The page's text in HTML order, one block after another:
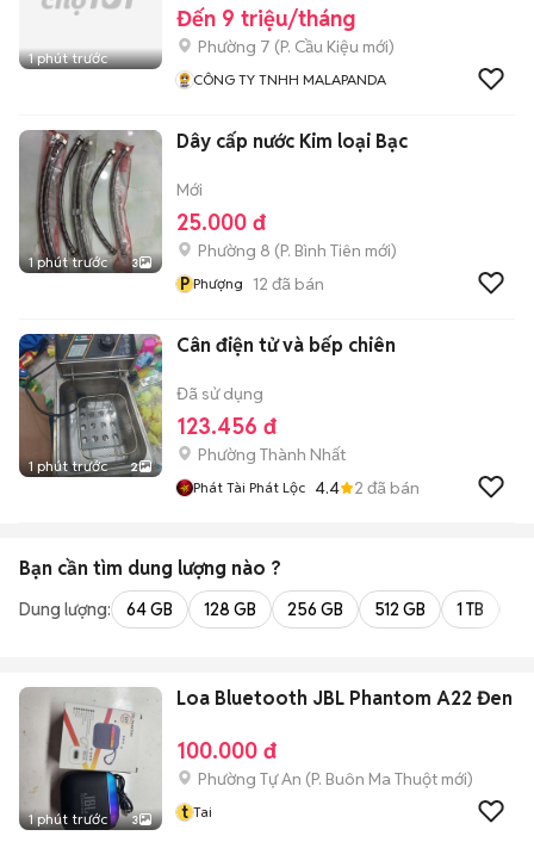
1 phút trước
Đến 9 triệu/tháng
Phường 7 (P. Cầu Kiệu mới)
CÔNG TY TNHH MALAPANDA
1 phút trước 3
Dây cấp nước Kim loại Bạc
Mới
25.000 đ
Phường 8 (P. Bình Tiên mới)
P Phượng 12 đã bán
1 phút trước 2
Cân điện tử và bếp chiên
Đã sử dụng
123.456 đ
Phường Thành Nhất
Phát Tài Phát Lộc 4.4 2 đã bán
Bạn cần tìm dung lượng nào ?
Dung lượng: 64 GB 128 GB 256 GB 512 GB 1 TB
1 phút trước 3
Loa Bluetooth JBL Phantom A22 Đen
100.000 đ
Phường Tự An (P. Buôn Ma Thuột mới)
t Tai